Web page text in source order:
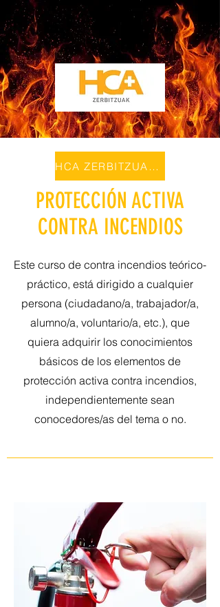
HCA ZERBITZUAK/SERVICIOS
PROTECCIÓN ACTIVA
CONTRA INCENDIOS
Este curso de contra incendios teórico-
práctico, está dirigido a cualquier
persona (ciudadano/a, trabajador/a,
alumno/a, voluntario/a, etc.), que
quiera adquirir los conocimientos
básicos de los elementos de
protección activa contra incendios,
independientemente sean
conocedores/as del tema o no.